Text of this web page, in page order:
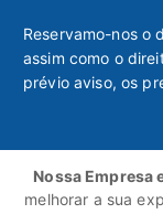
Reservamo-nos o
assim como o
prévio aviso, os
Nossa Empresa
melhorar a sua